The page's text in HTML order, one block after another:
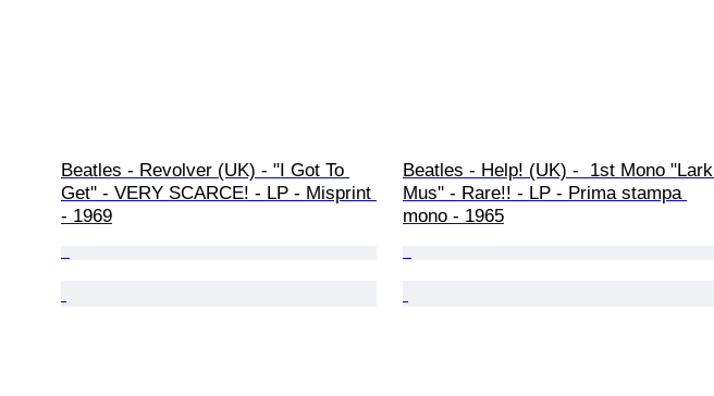
Beatles - Revolver (UK) - "I Got To
Get'' - VERY SCARCE! - LP - Misprint
- 1969
Beatles - Help! (UK) -  1st Mono "Lark
Mus'' - Rare!! - LP - Prima stampa
mono - 1965